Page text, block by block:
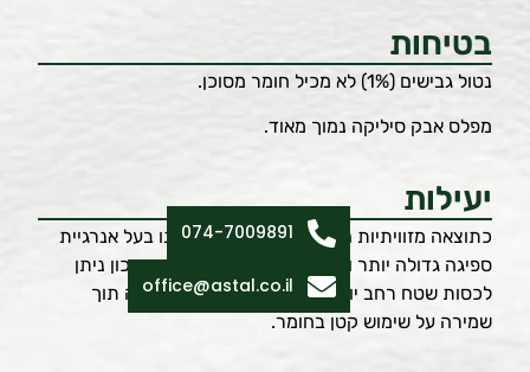
בטיחות
נטול גבישים (1%) לא מכיל חומר מסוכן.
מפלס אבק סיליקה נמוך מאוד.
יעילות
כתוצאה מזוויתיות הגרגרים BEKAGRIT הינו בעל אנרגיית
ספיגה גדולה יותר ובעל יעילות מרבית, בשימוש נכון ניתן
לכסות שטח רחב יותר עם צפיפות גרגירים גבוהה תוך
שמירה על שימוש קטן בחומר.
074-7009891
office@astal.co.il